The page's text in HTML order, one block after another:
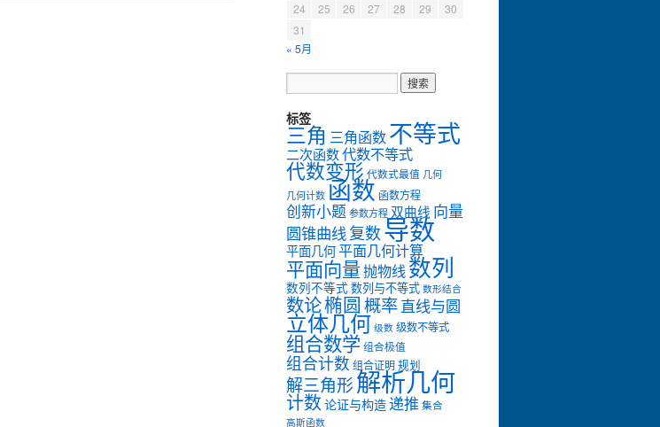
24
25 26 27 28 29
30
31
« 5月
标签
三角 三角函数不等式
二次函数代数不等式
代数变形 代数式最值 几何
几何计数 函数 函数方程
创新小题 参数方程 双曲线 向量
圆锥曲线复数导数
平面几何平面几何计算
平面向量抛物线数列
数列不等式 数列与不等式 数形结合
数论椭圆 概率直线与圆
立体几何 级数 级数不等式
组合数学 组合极值
组合计数 组合证明规划
解三角形解析几何
计数 论证与构造递推 集合
高斯函数